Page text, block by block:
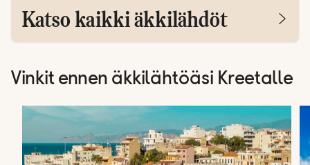
Katso kaikki äkkilähdöt
Vinkit ennen äkkilähtöäsi Kreetalle